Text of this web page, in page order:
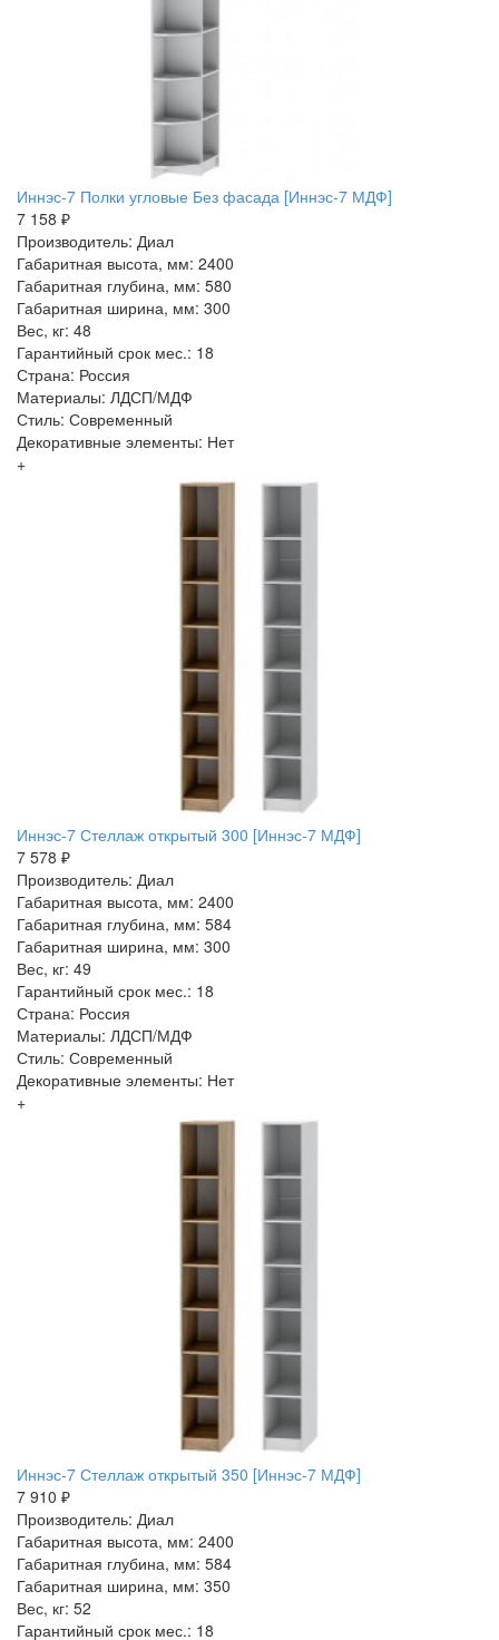
Иннэс-7 Полки угловые Без фасада [Иннэс-7 МДФ]
7 158 ₽
Производитель: Диал
Габаритная высота, мм: 2400
Габаритная глубина, мм: 580
Габаритная ширина, мм: 300
Вес, кг: 48
Гарантийный срок мес.: 18
Страна: Россия
Материалы: ЛДСП/МДФ
Стиль: Современный
Декоративные элементы: Нет
+
Иннэс-7 Стеллаж открытый 300 [Иннэс-7 МДФ]
7 578 ₽
Производитель: Диал
Габаритная высота, мм: 2400
Габаритная глубина, мм: 584
Габаритная ширина, мм: 300
Вес, кг: 49
Гарантийный срок мес.: 18
Страна: Россия
Материалы: ЛДСП/МДФ
Стиль: Современный
Декоративные элементы: Нет
+
Иннэс-7 Стеллаж открытый 350 [Иннэс-7 МДФ]
7 910 ₽
Производитель: Диал
Габаритная высота, мм: 2400
Габаритная глубина, мм: 584
Габаритная ширина, мм: 350
Вес, кг: 52
Гарантийный срок мес.: 18